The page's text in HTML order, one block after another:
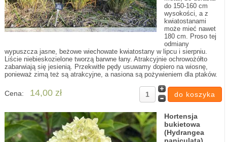
do 150-160 cm
wysokości, a z
kwiatostanami
może mieć nawet
180 cm. Proso tej
odmiany
wypuszcza jasne, beżowe wiechowate kwiatostany w lipcu i sierpniu.
Liście niebieskozielone tworzą barwne łany. Atrakcyjnie ochrowożółto
zabarwiają się jesienią. Przekwitłe pędy usuwamy dopiero na wiosnę,
ponieważ zimą też są atrakcyjne, a nasiona są pożywieniem dla ptaków.
Cena: 14,00 zł
Hortensja
bukietowa
(Hydrangea